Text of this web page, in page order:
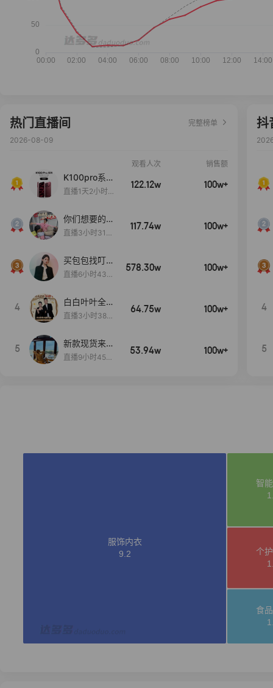
热门直播间
完整榜单
2026-08-09
观看人次 销售额
K100pro系列
新品预约中~
直播1天2小时4
122.12w 100w+
你们想要的
包！终于来
意！
直播3小时31分
117.74w 100w+
买包包找叮
当,一折购！
直播6小时43分
578.30w 100w+
4
白白叶叶全品
类好物补贴节
直播3小时38分
64.75w 100w+
5
新款现货来了
～
直播9小时45分
53.94w 100w+
抖
4
5